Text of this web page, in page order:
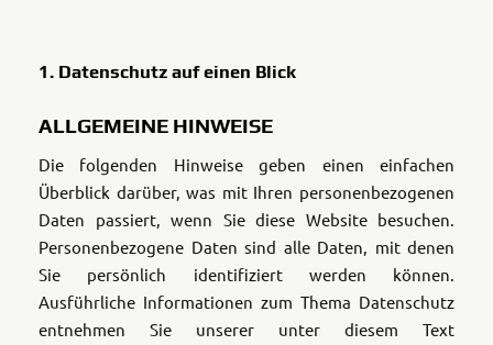
1. Datenschutz auf einen Blick
ALLGEMEINE HINWEISE
Die folgenden Hinweise geben einen einfachen
Überblick darüber, was mit Ihren personenbezogenen
Daten passiert, wenn Sie diese Website besuchen.
Personenbezogene Daten sind alle Daten, mit denen
Sie persönlich identifiziert werden können.
Ausführliche Informationen zum Thema Datenschutz
entnehmen Sie unserer unter diesem Text